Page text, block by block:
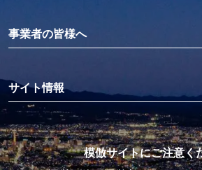
事業者の皆様へ
サイト情報
模倣サイトにご注意く